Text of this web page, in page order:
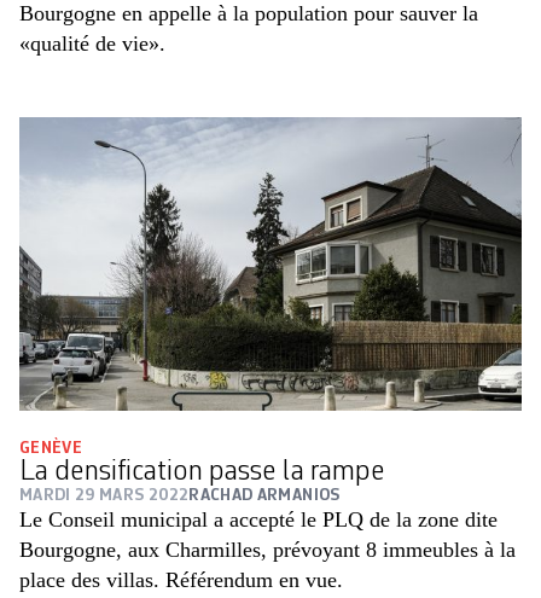
Bourgogne en appelle à la population pour sauver la
«qualité de vie».
GENÈVE
La densification passe la rampe
MARDI 29 MARS 2022 RACHAD ARMANIOS
Le Conseil municipal a accepté le PLQ de la zone dite
Bourgogne, aux Charmilles, prévoyant 8 immeubles à la
place des villas. Référendum en vue.